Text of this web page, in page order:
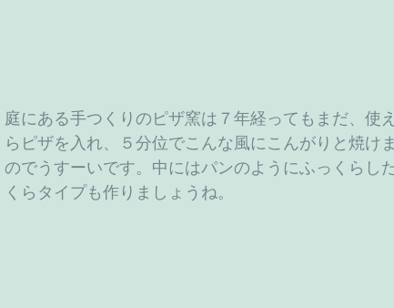
庭にある手つくりのピザ窯は７年経ってもまだ、使
らピザを入れ、５分位でこんな風にこんがりと焼け
のでうすーいです。中にはパンのようにふっくらし
くらタイプも作りましょうね。